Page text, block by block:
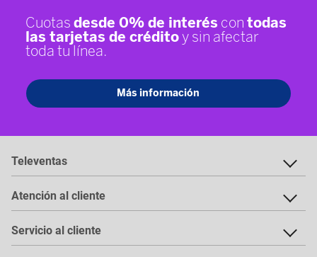
Televentas
Atención al cliente
Servicio al cliente